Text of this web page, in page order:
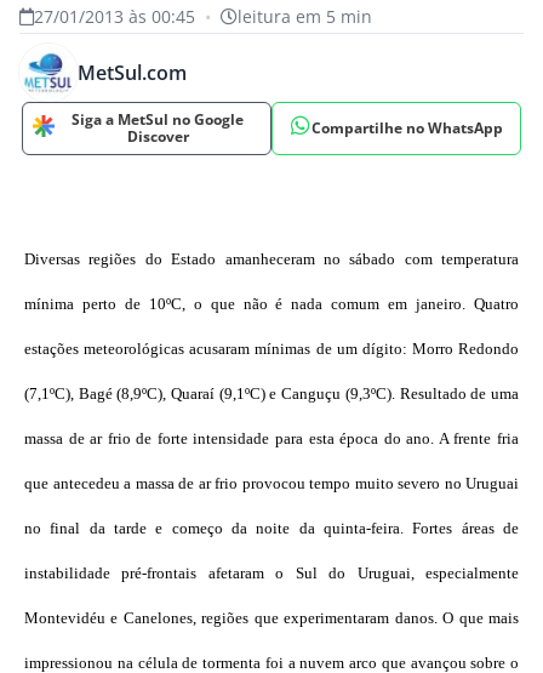
27/01/2013 às 00:45 • leitura em 5 min
MetSul.com
Siga a MetSul no Google
Discover
Compartilhe no WhatsApp
Diversas regiões do Estado amanheceram no sábado com temperatura
mínima perto de 10ºC, o que não é nada comum em janeiro. Quatro
estações meteorológicas acusaram mínimas de um dígito: Morro Redondo
(7,1ºC), Bagé (8,9ºC), Quaraí (9,1ºC) e Canguçu (9,3ºC). Resultado de uma
massa de ar frio de forte intensidade para esta época do ano. A frente fria
que antecedeu a massa de ar frio provocou tempo muito severo no Uruguai
no final da tarde e começo da noite da quinta-feira. Fortes áreas de
instabilidade pré-frontais afetaram o Sul do Uruguai, especialmente
Montevidéu e Canelones, regiões que experimentaram danos. O que mais
impressionou na célula de tormenta foi a nuvem arco que avançou sobre o